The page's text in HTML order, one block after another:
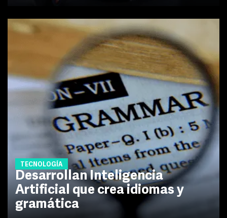
TECNOLOGÍA
Desarrollan Inteligencia
Artificial que crea idiomas y
gramática